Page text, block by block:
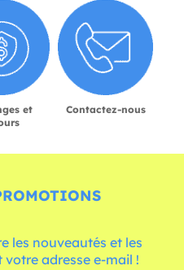
et
Contactez-nous
les nouveautés et les
adresse e-mail !